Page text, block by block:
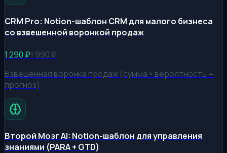
CRM Pro: Notion-шаблон CRM для малого бизнеса
со взвешенной воронкой продаж
1 290 ₽1 990 ₽
Взвешенная воронка продаж (сумма × вероятность =
прогноз)
Второй Мозг AI: Notion-шаблон для управления
знаниями (PARA + GTD)